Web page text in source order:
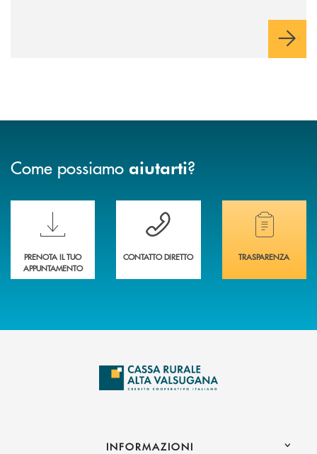
Come possiamo aiutarti?
Scopri le funzionalità della nuova PRENOTA BANCA
PRENOTA IL TUO
APPUNTAMENTO
Hai bisogno di assistenza immediata?
CONTATTO DIRETTO
Hai bisogno di
TRASPARENZA
INFORMAZIONI